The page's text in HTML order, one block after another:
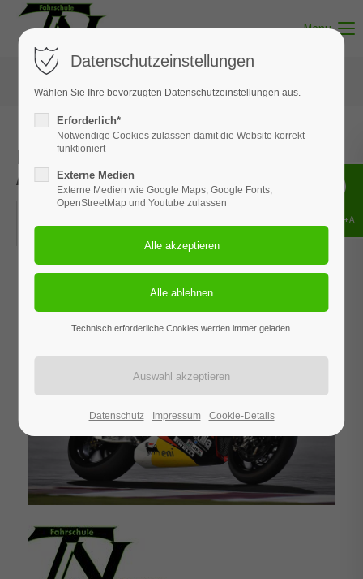
Menu
Fahrsicherheitstraining | 19.
August 2023
19.08.2023, 09:00–16:30
Datenschutzeinstellungen
Wählen Sie Ihre bevorzugten Datenschutzeinstellungen aus.
Erforderlich*
Notwendige Cookies zulassen damit die Website korrekt
funktioniert
Externe Medien
Externe Medien wie Google Maps, Google Fonts,
OpenStreetMap und Youtube zulassen
Technisch erforderliche Cookies werden immer geladen.
Datenschutz Impressum Cookie-Details
Shift+Alt+A